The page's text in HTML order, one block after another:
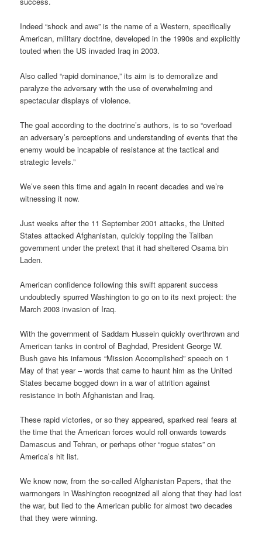
Indeed “shock and awe” is the name of a Western, specifically
American, military doctrine, developed in the 1990s and explicitly
touted when the US invaded Iraq in 2003.
Also called “rapid dominance,” its aim is to demoralize and
paralyze the adversary with the use of overwhelming and
spectacular displays of violence.
The goal according to the doctrine’s authors, is to so “overload
an adversary’s perceptions and understanding of events that the
enemy would be incapable of resistance at the tactical and
strategic levels.”
We’ve seen this time and again in recent decades and we’re
witnessing it now.
Just weeks after the 11 September 2001 attacks, the United
States attacked Afghanistan, quickly toppling the Taliban
government under the pretext that it had sheltered Osama bin
Laden.
American confidence following this swift apparent success
undoubtedly spurred Washington to go on to its next project: the
March 2003 invasion of Iraq.
With the government of Saddam Hussein quickly overthrown and
American tanks in control of Baghdad, President George W.
Bush gave his infamous “Mission Accomplished” speech on 1
May of that year – words that came to haunt him as the United
States became bogged down in a war of attrition against
resistance in both Afghanistan and Iraq.
These rapid victories, or so they appeared, sparked real fears at
the time that the American forces would roll onwards towards
Damascus and Tehran, or perhaps other “rogue states” on
America’s hit list.
We know now, from the so-called Afghanistan Papers, that the
warmongers in Washington recognized all along that they had lost
the war, but lied to the American public for almost two decades
that they were winning.